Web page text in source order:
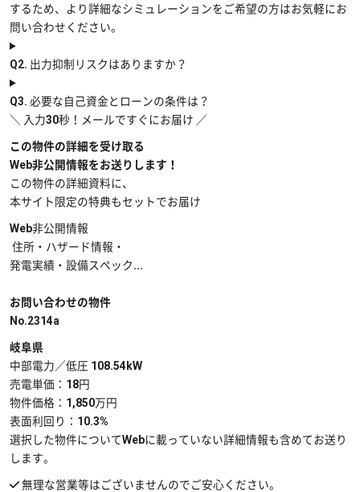
するため、より詳細なシミュレーションをご希望の方はお気軽にお
問い合わせください。
Q2. 出力抑制リスクはありますか？
Q3. 必要な自己資金とローンの条件は？
＼ 入力30秒！メールですぐにお届け ／
この物件の詳細を受け取る
Web非公開情報をお送りします！
この物件の詳細資料に、
本サイト限定の特典もセットでお届け
Web非公開情報
住所・ハザード情報・
発電実績・設備スペック...
お問い合わせの物件
No.2314a
岐阜県
中部電力／低圧 108.54kW
売電単価： 18円
物件価格： 1,850万円
表面利回り： 10.3%
選択した物件についてWebに載っていない詳細情報も含めてお送り
します。
無理な営業等はございませんのでご安心ください。